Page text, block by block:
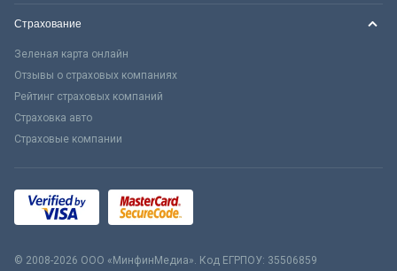
Страхование
Зеленая карта онлайн
Отзывы о страховых компаниях
Рейтинг страховых компаний
Страховка авто
Страховые компании
© 2008-2026 ООО «МинфинМедиа». Код ЕГРПОУ: 35506859